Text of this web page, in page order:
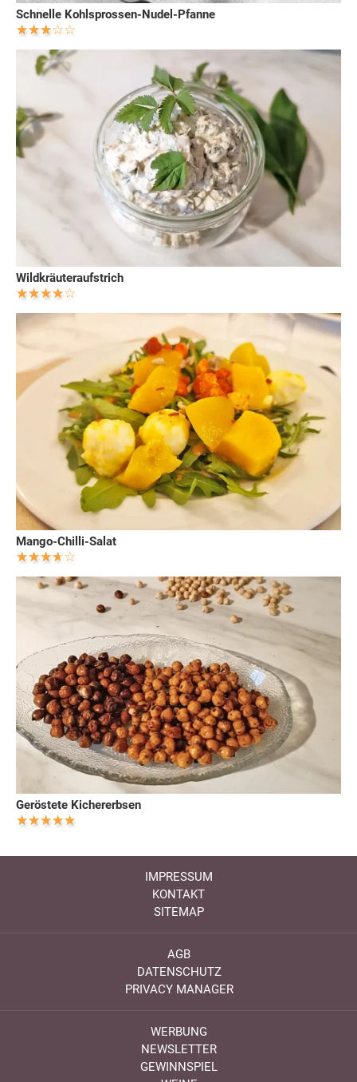
Schnelle Kohlsprossen-Nudel-Pfanne
Wildkräuteraufstrich
Mango-Chilli-Salat
Geröstete Kichererbsen
IMPRESSUM
KONTAKT
SITEMAP
AGB
DATENSCHUTZ
PRIVACY MANAGER
WERBUNG
NEWSLETTER
GEWINNSPIEL